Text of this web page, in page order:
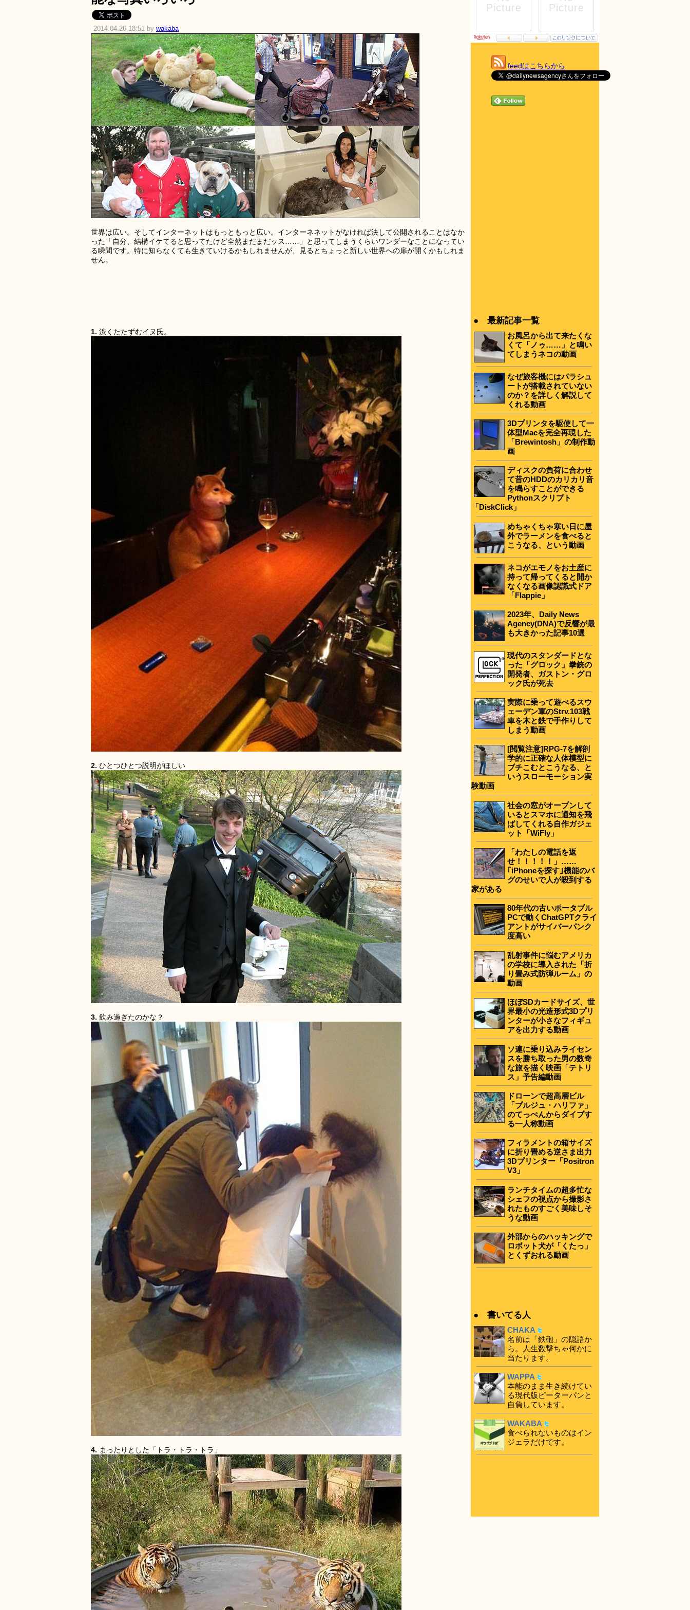
2014.04.26 18:51 by wakaba
世界は広い。そしてインターネットはもっともっと広い。インターネネットがなければ決して公開されることはなか
った「自分、結構イケてると思ってたけど全然まだまだッス……」と思ってしまうくらいワンダーなことになってい
る瞬間です。特に知らなくても生きていけるかもしれませんが、見るとちょっと新しい世界への扉が開くかもしれま
せん。
1. 渋くたたずむイヌ氏。
2. ひとつひとつ説明がほしい
3. 飲み過ぎたのかな？
4. まったりとした「トラ・トラ・トラ」
feedはこちらから
● 最新記事一覧
お風呂から出て来たくな
くて「ノゥ……」と鳴い
てしまうネコの動画
なぜ旅客機にはパラシュ
ートが搭載されていない
のか？を詳しく解説して
くれる動画
3Dプリンタを駆使して一
体型Macを完全再現した
「Brewintosh」の制作動
画
ディスクの負荷に合わせ
て昔のHDDのカリカリ音
を鳴らすことができる
Pythonスクリプト
「DiskClick」
めちゃくちゃ寒い日に屋
外でラーメンを食べると
こうなる、という動画
ネコがエモノをお土産に
持って帰ってくると開か
なくなる画像認識式ドア
「Flappie」
2023年、Daily News
Agency(DNA)で反響が最
も大きかった記事10選
現代のスタンダードとな
った「グロック」拳銃の
開発者、ガストン・グロ
ック氏が死去
実際に乗って遊べるスウ
ェーデン軍のStrv.103戦
車を木と鉄で手作りして
しまう動画
[閲覧注意]RPG-7を解剖
学的に正確な人体模型に
ブチこむとこうなる、と
いうスローモーション実
験動画
社会の窓がオープンして
いるとスマホに通知を飛
ばしてくれる自作ガジェ
ット「WiFly」
「わたしの電話を返
せ！！！！！」……
｢iPhoneを探す｣機能のバ
グのせいで人が殺到する
家がある
80年代の古いポータブル
PCで動くChatGPTクライ
アントがサイバーパンク
度高い
乱射事件に悩むアメリカ
の学校に導入された「折
り畳み式防弾ルーム」の
動画
ほぼSDカードサイズ、世
界最小の光造形式3Dプリ
ンターが小さなフィギュ
アを出力する動画
ソ連に乗り込みライセン
スを勝ち取った男の数奇
な旅を描く映画「テトリ
ス」予告編動画
ドローンで超高層ビル
「ブルジュ・ハリファ」
のてっぺんからダイブす
る一人称動画
フィラメントの箱サイズ
に折り畳める逆さま出力
3Dプリンター「Positron
V3」
ランチタイムの超多忙な
シェフの視点から撮影さ
れたものすごく美味しそ
うな動画
外部からのハッキングで
ロボット犬が「くたっ」
とくずおれる動画
● 書いてる人
CHAKA
名前は「鉄砲」の隠語か
ら。人生数撃ちゃ何かに
当たります。
WAPPA
本能のまま生き続けてい
る現代版ピーターパンと
自負しています。
WAKABA
食べられないものはイン
ジェラだけです。